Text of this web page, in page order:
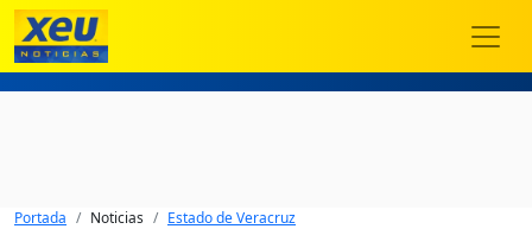
Portada Noticias Estado de Veracruz